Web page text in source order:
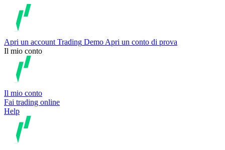
Apri un account Trading Demo Apri un conto di prova
Il mio conto
Il mio conto
Fai trading online
Help